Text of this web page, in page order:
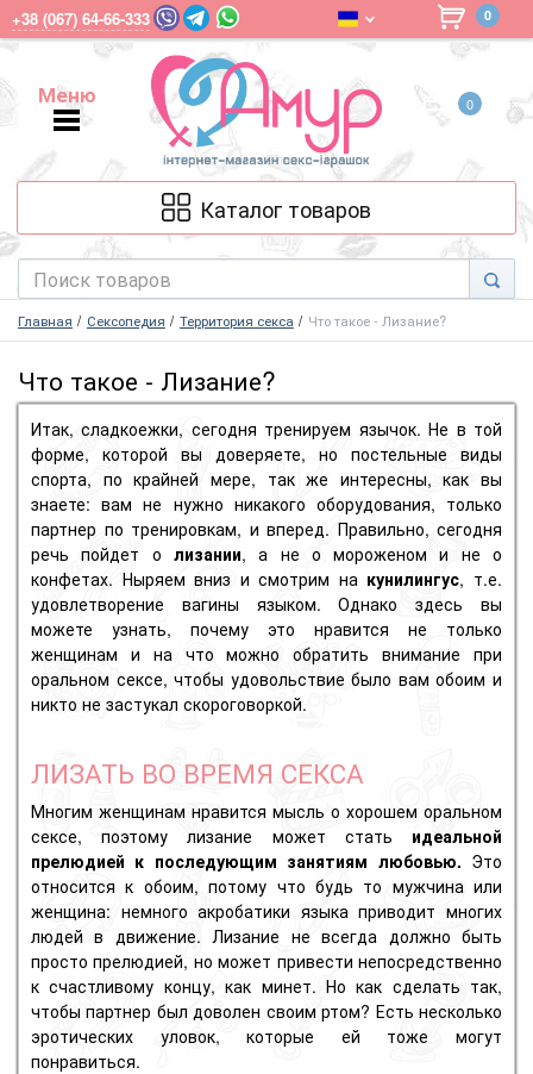
+38 (067) 64-66-333 0
Меню
Меню
0
Каталог товаров
Главная Сексопедия Территория секса Что такое - Лизание?
Что такое - Лизание?
Итак, сладкоежки, сегодня тренируем язычок. Не в той
форме, которой вы доверяете, но постельные виды
спорта, по крайней мере, так же интересны, как вы
знаете: вам не нужно никакого оборудования, только
партнер по тренировкам, и вперед. Правильно, сегодня
речь пойдет о лизании, а не о мороженом и не о
конфетах. Ныряем вниз и смотрим на кунилингус, т.е.
удовлетворение
вагины языком.
Однако здесь вы
можете узнать, почему это нравится не только
женщинам и на что можно обратить внимание при
оральном сексе, чтобы удовольствие было вам обоим и
никто не застукал скороговоркой.
ЛИЗАТЬ ВО ВРЕМЯ СЕКСА
Многим женщинам нравится мысль о хорошем оральном
сексе, поэтому лизание может стать
идеальной
прелюдией к последующим занятиям любовью. Это
относится к обоим, потому что будь то мужчина или
женщина: немного акробатики языка приводит многих
людей в движение. Лизание не всегда должно быть
просто прелюдией, но может привести непосредственно
к счастливому концу, как минет. Но как сделать так,
чтобы партнер был доволен своим ртом? Есть несколько
эротических уловок, которые ей тоже могут
понравиться.